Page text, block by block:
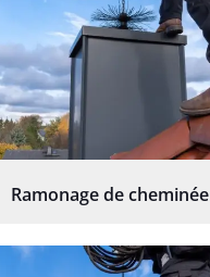
Ramonage de cheminée